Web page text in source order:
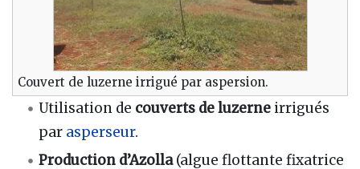
Couvert de luzerne irrigué par aspersion.
Utilisation de couverts de luzerne irrigués
par asperseur.
Production d’Azolla(algue flottante fixatrice